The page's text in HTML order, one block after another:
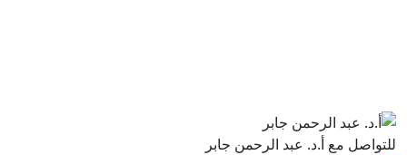
للتواصل مع أ.د. عبد الرحمن جابر